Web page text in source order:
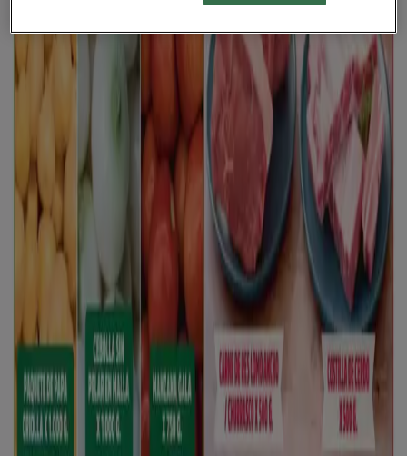
Las tiendas más cercanas
Farmacenter
Mz.8 Cs.9 Comunidad los Heroes, Pereira